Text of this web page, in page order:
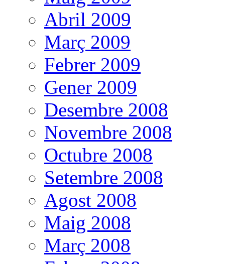
Abril 2009
Març 2009
Febrer 2009
Gener 2009
Desembre 2008
Novembre 2008
Octubre 2008
Setembre 2008
Agost 2008
Maig 2008
Març 2008